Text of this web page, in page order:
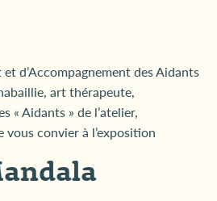
d’Accompagnement des Aidants
art thérapeute,
« Aidants » de l’atelier,
vous convier à l’exposition